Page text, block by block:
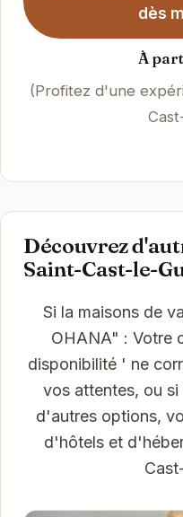
dès
À
(Profitez d'une
Découvrez
Saint-Cast-le-
Si la maisons de
OHANA" : Votre
disponibilité ' ne
vos attentes, ou
d'autres options,
d'hôtels et